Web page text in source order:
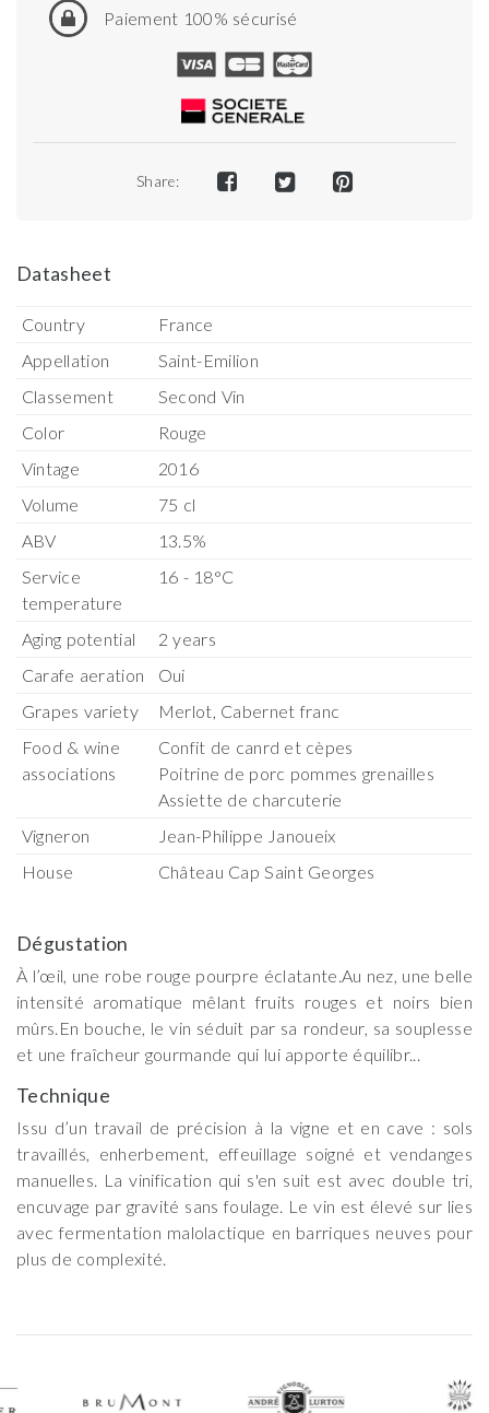
Paiement 100% sécurisé
Share:
Datasheet
Country
France
Appellation
Saint-Emilion
Classement
Second Vin
Color
Rouge
Vintage
2016
Volume
75 cl
ABV
13.5%
Service
temperature
16 - 18°C
Aging potential
2 years
Carafe aeration
Oui
Grapes variety
Merlot, Cabernet franc
Food & wine
associations
Confit de canrd et cèpes
Poitrine de porc pommes grenailles
Assiette de charcuterie
Vigneron
Jean-Philippe Janoueix
House
Château Cap Saint Georges
Dégustation
À l’œil, une robe rouge pourpre éclatante.Au nez, une belle
intensité aromatique mêlant fruits rouges et noirs bien
mûrs.En bouche, le vin séduit par sa rondeur, sa souplesse
et une fraîcheur gourmande qui lui apporte équilibr...
Technique
Issu d’un travail de précision à la vigne et en cave : sols
travaillés, enherbement, effeuillage soigné et vendanges
manuelles. La vinification qui s'en suit est avec double tri,
encuvage par gravité sans foulage. Le vin est élevé sur lies
avec fermentation malolactique en barriques neuves pour
plus de complexité.